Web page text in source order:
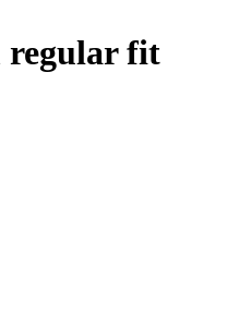
regular fit